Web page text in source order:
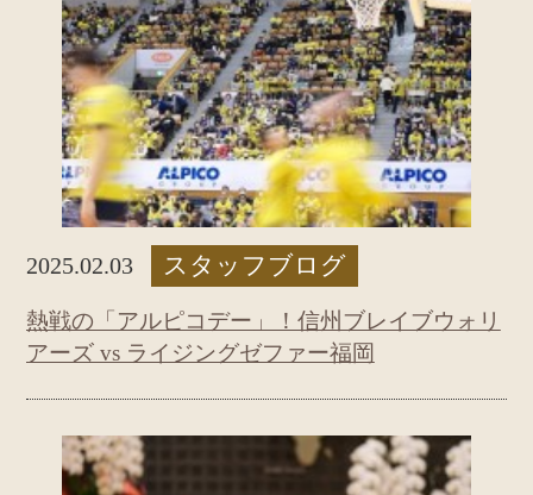
2025.02.03 スタッフブログ
熱戦の「アルピコデー」！信州ブレイブウォリ
アーズ vs ライジングゼファー福岡